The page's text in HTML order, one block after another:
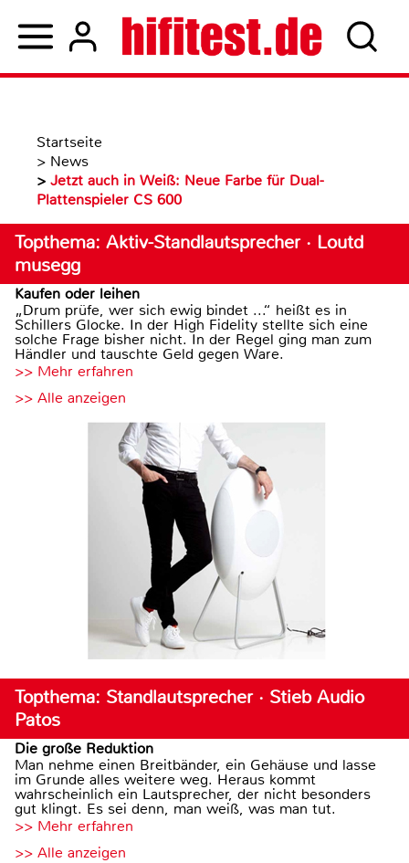
Startseite
> News
> Jetzt auch in Weiß: Neue Farbe für Dual-
Plattenspieler CS 600
Topthema: Aktiv-Standlautsprecher · Loutd
musegg
Kaufen oder leihen
„Drum prüfe, wer sich ewig bindet ...“ heißt es in
Schillers Glocke. In der High Fidelity stellte sich eine
solche Frage bisher nicht. In der Regel ging man zum
Händler und tauschte Geld gegen Ware.
>> Mehr erfahren
>> Alle anzeigen
Topthema: Standlautsprecher · Stieb Audio
Patos
Die große Reduktion
Man nehme einen Breitbänder, ein Gehäuse und lasse
im Grunde alles weitere weg. Heraus kommt
wahrscheinlich ein Lautsprecher, der nicht besonders
gut klingt. Es sei denn, man weiß, was man tut.
>> Mehr erfahren
>> Alle anzeigen